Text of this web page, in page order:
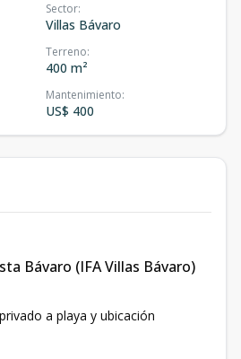
Sector:
Villas Bávaro
Terreno:
400 m²
Mantenimiento:
US$ 400
Bávaro (IFA Villas Bávaro)
a playa y ubicación